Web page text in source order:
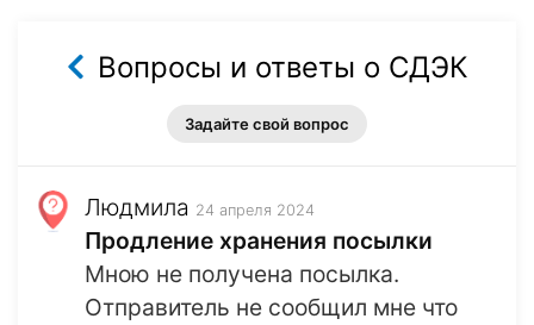
Вопросы и ответы о СДЭК
Задайте свой вопрос
Людмила 24 апреля 2024
Продление хранения посылки
Мною не получена посылка.
Отправитель не сообщил мне что